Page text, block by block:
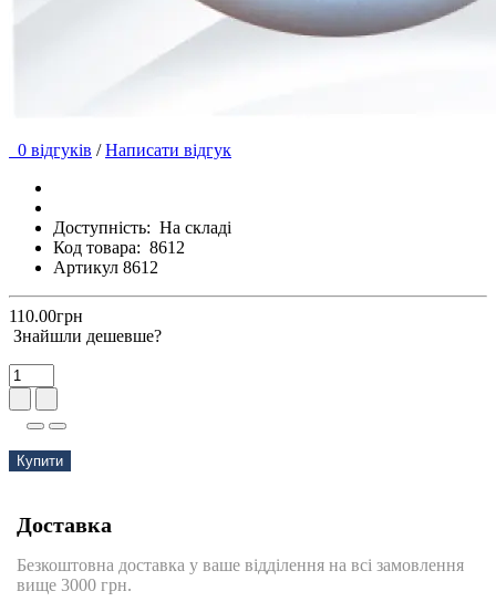
0 відгуків / Написати відгук
Доступність: На складі
Код товара: 8612
Артикул 8612
110.00грн
Знайшли дешевше?
Купити
Доставка
Безкоштовна доставка у ваше відділення на всі замовлення
вище 3000 грн.